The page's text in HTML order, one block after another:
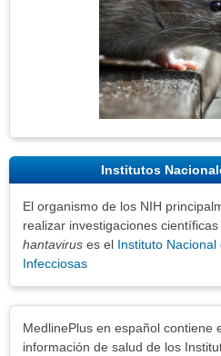
Institutos
El organismo de los NIH
realizar investigaciones científicas
hantavirus es el Instituto
Infecciosas
MedlinePlus en español contiene
información de salud de los